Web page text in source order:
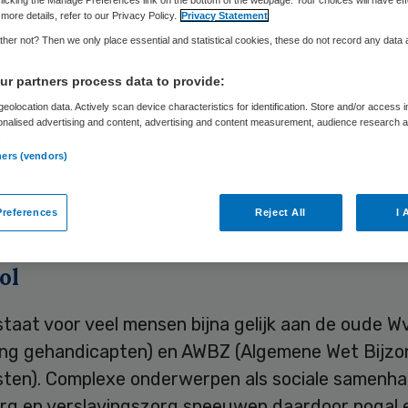
Hardinxveld-Giessendam zet ‘gewone
over de Wet maatschappelijke
de campagne wil de gemeente bekendheid van
inwoners vergroten.
voor veel mensen bijna gelijk aan de oude
gehandicapten) en AWBZ (Algemene Wet
Complexe onderwerpen als sociale
details, refer to our Privacy Policy. Privacy Statement
not? Then we only place essential and statistical cookies, these do not record any data
partners process data to provide:
data. Actively scan device characteristics for identification. Store and/or access
advertising and content, advertising and content measurement, audience research
(vendors)
Reject All I